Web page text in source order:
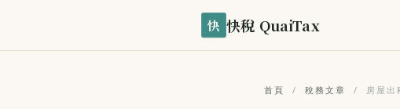
快 快稅 QuaiTax
首頁 / 稅務文章 / 房屋出